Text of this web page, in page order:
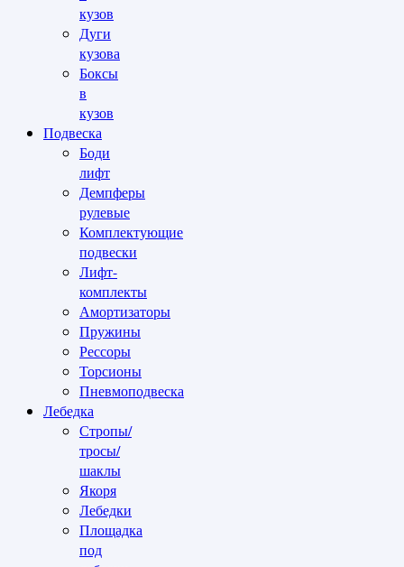
кузов
Дуги
кузова
Боксы
в
кузов
Подвеска
Боди
лифт
Демпферы
рулевые
Комплектующие
подвески
Лифт-
комплекты
Амортизаторы
Пружины
Рессоры
Торсионы
Пневмоподвеска
Лебедка
Стропы/
тросы/
шаклы
Якоря
Лебедки
Площадка
под